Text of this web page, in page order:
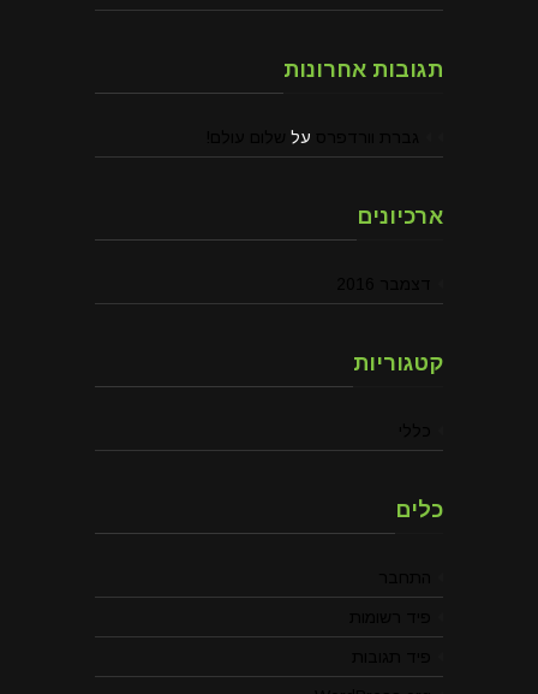
תגובות אחרונות
על
ארכיונים
קטגוריות
כלים